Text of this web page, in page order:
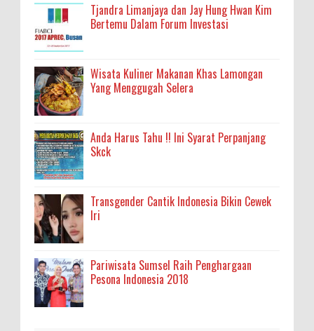
Tjandra Limanjaya dan Jay Hung Hwan Kim
Bertemu Dalam Forum Investasi
Wisata Kuliner Makanan Khas Lamongan
Yang Menggugah Selera
Anda Harus Tahu !! Ini Syarat Perpanjang
Skck
Transgender Cantik Indonesia Bikin Cewek
Iri
Pariwisata Sumsel Raih Penghargaan
Pesona Indonesia 2018